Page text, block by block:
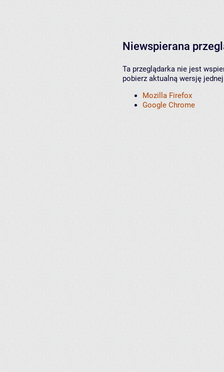
Niewspierana
Ta przeglądarka nie jest
pobierz aktualną wersję
Mozilla Firefox
Google Chrome